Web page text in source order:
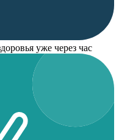
уже через час